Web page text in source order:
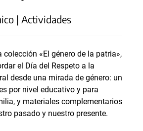
| Actividades
colección «El género de la patria»,
el Día del Respeto a la
desde una mirada de género: un
por nivel educativo y para
y materiales complementarios
pasado y nuestro presente.